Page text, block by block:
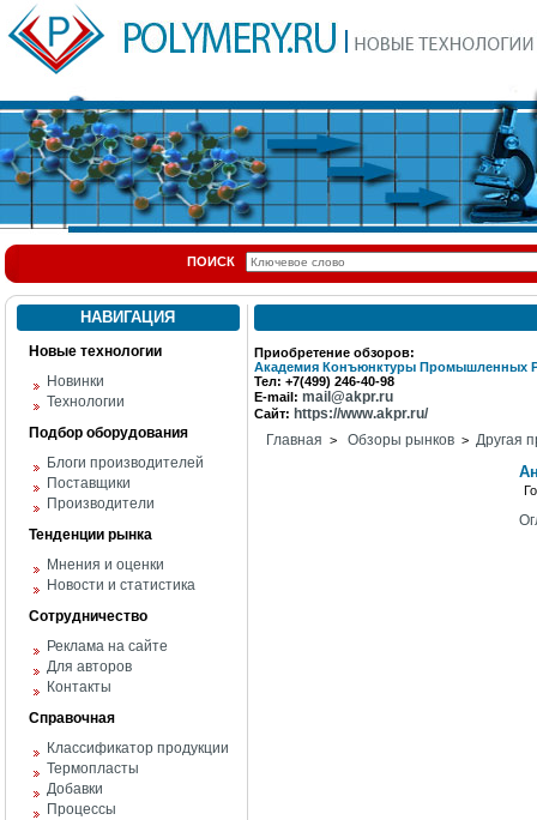
ПОИСК
НАВИГАЦИЯ
Новые технологии
Новинки
Технологии
Подбор оборудования
Блоги производителей
Поставщики
Производители
Тенденции рынка
Мнения и оценки
Новости и статистика
Сотрудничество
Реклама на сайте
Для авторов
Контакты
Справочная
Классификатор продукции
Термопласты
Добавки
Процессы
Приобретение обзоров:
Академия Конъюнктуры Промышленных
Тел: +7(499) 246-40-98
E-mail: mail@akpr.ru
Сайт: https://www.akpr.ru/
Главная > Обзоры рынков > Другая